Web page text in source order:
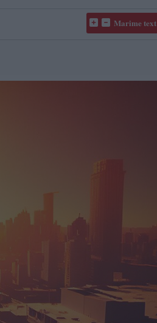
Marime text